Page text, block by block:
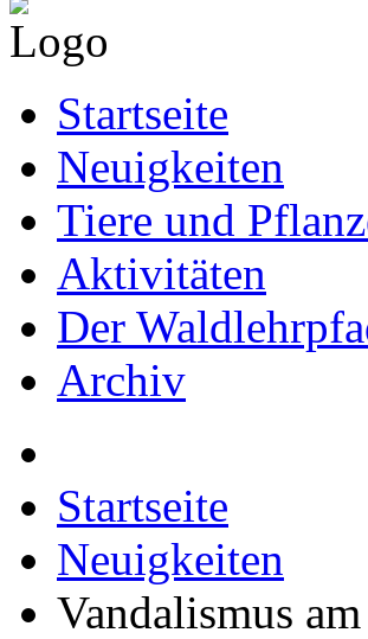
Startseite
Neuigkeiten
Tiere und
Aktivitäten
Der
Archiv
Startseite
Neuigkeiten
Vandalismus